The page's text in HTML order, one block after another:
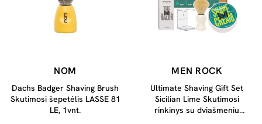
NOM
Dachs Badger Shaving Brush
Skutimosi šepetėlis LASSE 81
LE, 1vnt.
MEN ROCK
Ultimate Shaving Gift Set
Sicilian Lime Skutimosi
rinkinys su dviašmeniu